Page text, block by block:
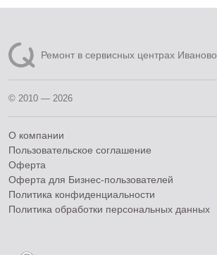
Ремонт в сервисных центрах Иваново
© 2010 — 2026
О компании
Пользовательское соглашение
Оферта
Оферта для Бизнес-пользователей
Политика конфиденциальности
Политика обработки персональных данных